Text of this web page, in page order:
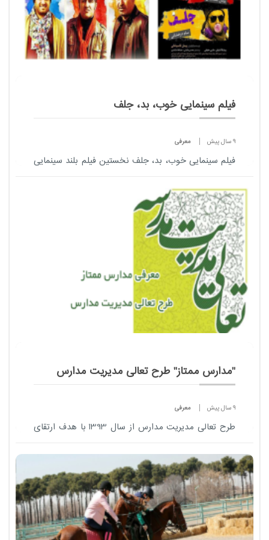
فیلم سینمایی خوب، بد، جلف
9 سال پیش معرفی
فیلم سینمایی خوب، بد، جلف نخستین فیلم بلند سینمایی
پایان جشنواره آغاز کرده است.
"مدارس ممتاز" طرح تعالی مدیریت مدارس
9 سال پیش معرفی
طرح تعالی مدیریت مدارس از سال 1393 با هدف ارتقای
در سومین سال اجرای خود، 100 مدرسه برتر را معرفی
کرد. در ادامه فهرست "مدارس ممتاز" برنام...